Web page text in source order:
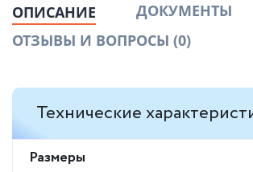
ОПИСАНИЕ
ДОКУМЕНТЫ
ОТЗЫВЫ И ВОПРОСЫ (0)
Технические
Размеры